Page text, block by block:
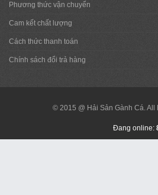
Phương thức vận chuyển
Cam kết chất lượng
Cách thức thanh toán
Chính sách đổi trả hàng
© 2015 @ Hải Sản Gành Cá. All
Đang online: